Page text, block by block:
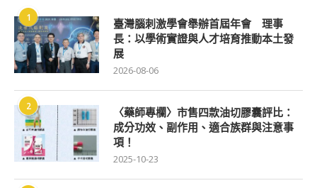
1
臺灣腦刺激學會舉辦首屆年會 理事
長：以學術實證與人才培育推動本土發
展
2026-08-06
2
〈藥師專欄〉市售四款油切膠囊評比：
成分功效、副作用、適合族群與注意事
項！
2025-10-23